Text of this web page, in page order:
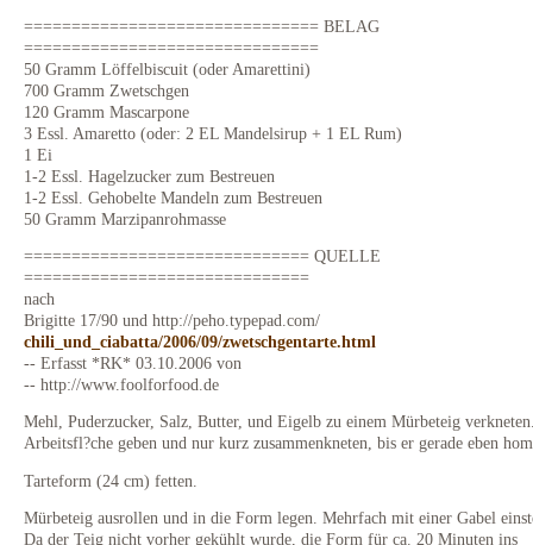
=============================== BELAG
===============================
50 Gramm Löffelbiscuit (oder Amarettini)
700 Gramm Zwetschgen
120 Gramm Mascarpone
3 Essl. Amaretto (oder: 2 EL Mandelsirup + 1 EL Rum)
1 Ei
1-2 Essl. Hagelzucker zum Bestreuen
1-2 Essl. Gehobelte Mandeln zum Bestreuen
50 Gramm Marzipanrohmasse
============================== QUELLE
==============================
nach
Brigitte 17/90 und http://peho.typepad.com/
chili_und_ciabatta/2006/09/zwetschgentarte.html
-- Erfasst *RK* 03.10.2006 von
-- http://www.foolforfood.de
Mehl, Puderzucker, Salz, Butter, und Eigelb zu einem Mürbeteig
Arbeitsfl?che geben und nur kurz zusammenkneten, bis er gerade eben
Tarteform (24 cm) fetten.
Mürbeteig ausrollen und in die Form legen. Mehrfach mit einer Gabel
Da der Teig nicht vorher gekühlt wurde, die Form für ca. 20 Minuten ins